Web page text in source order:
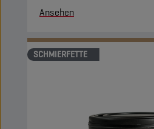
Ansehen
SCHMIERFETTE